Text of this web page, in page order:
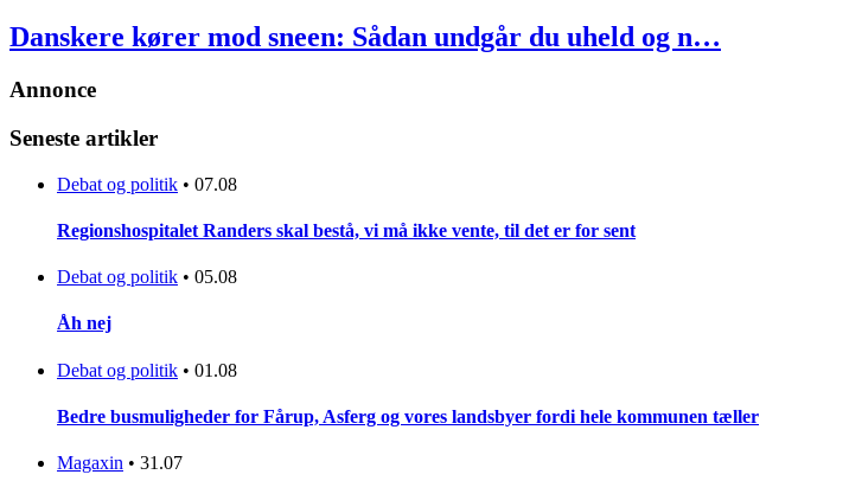
Danskere kører mod sneen: Sådan undgår du uheld og n…
Annonce
Seneste artikler
Debat og politik • 07.08
Regionshospitalet Randers skal bestå, vi må ikke vente, til det er for sent
Debat og politik • 05.08
Åh nej
Debat og politik • 01.08
Bedre busmuligheder for Fårup, Asferg og vores landsbyer fordi hele kommunen tæller
Magaxin • 31.07